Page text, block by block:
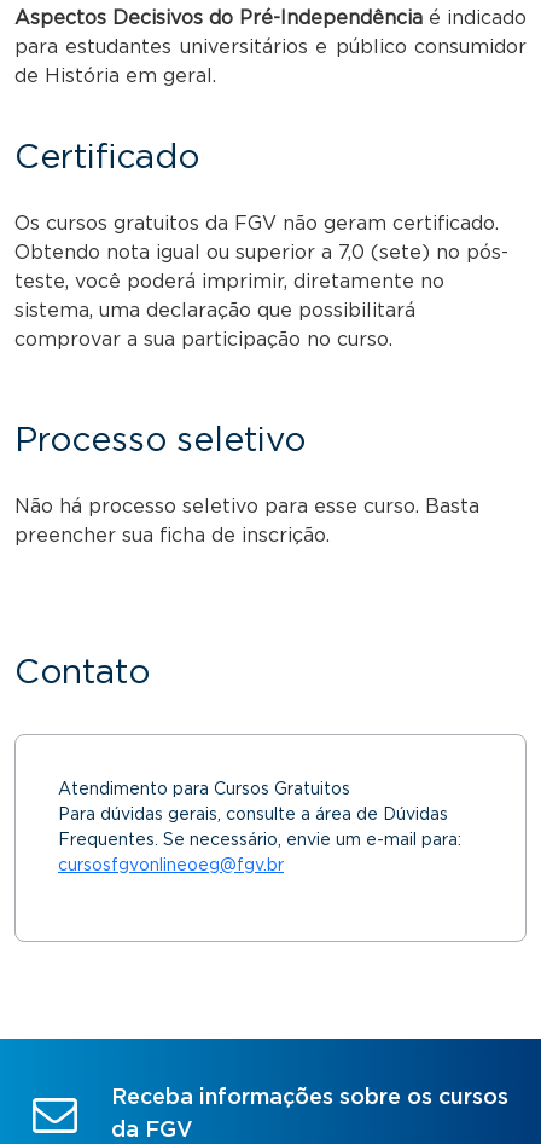
Aspectos Decisivos do Pré-Independência é indicado
para estudantes universitários e público consumidor
de História em geral.
Certificado
Os cursos gratuitos da FGV não geram certificado.
Obtendo nota igual ou superior a 7,0 (sete) no pós-
teste, você poderá imprimir, diretamente no
sistema, uma declaração que possibilitará
comprovar a sua participação no curso.
Processo seletivo
Não há processo seletivo para esse curso. Basta
preencher sua ficha de inscrição.
Contato
Atendimento para Cursos Gratuitos
Para dúvidas gerais, consulte a área de Dúvidas
Frequentes. Se necessário, envie um e-mail para:
cursosfgvonlineoeg@fgv.br
Receba informações sobre os cursos
da FGV